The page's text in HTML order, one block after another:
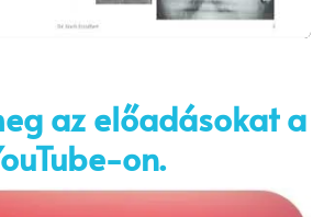
az előadásokat a
on.